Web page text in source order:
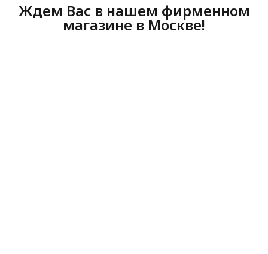
Ждем Вас в нашем фирменном
магазине в Москве!